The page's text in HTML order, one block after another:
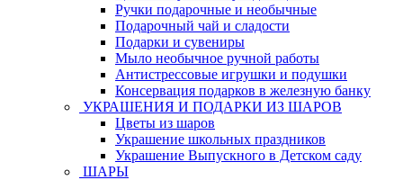
Ручки подарочные и необычные
Подарочный чай и сладости
Подарки и сувениры
Мыло необычное ручной работы
Антистрессовые игрушки и подушки
Консервация подарков в железную банку
УКРАШЕНИЯ И ПОДАРКИ ИЗ ШАРОВ
Цветы из шаров
Украшение школьных праздников
Украшение Выпускного в Детском саду
ШАРЫ